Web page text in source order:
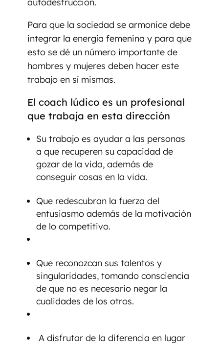
Para que la sociedad se armonice debe
integrar la energía femenina y para que
esto se dé un número importante de
hombres y mujeres deben hacer este
trabajo en sí mismas.
El coach lúdico es un profesional
que trabaja en esta dirección
Su trabajo es ayudar a las personas
a que recuperen su capacidad de
gozar de la vida, además de
conseguir cosas en la vida.
Que redescubran la fuerza del
entusiasmo además de la motivación
de lo competitivo.
Que reconozcan sus talentos y
singularidades, tomando consciencia
de que no es necesario negar la
cualidades de los otros.
A disfrutar de la diferencia en lugar